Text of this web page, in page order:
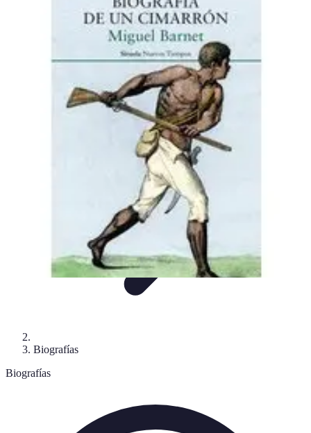
TutorialesAnálisisListiclesTendencias
Biografías Futbol
Biografías
Biografías